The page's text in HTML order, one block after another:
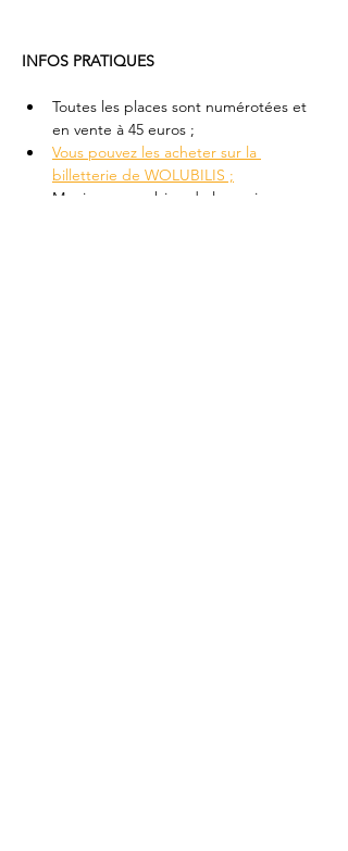
INFOS PRATIQUES
Toutes les places sont numérotées et
en vente à 45 euros ;
Vous pouvez les acheter sur la
billetterie de WOLUBILIS ;
Munissez-vous bien de la version